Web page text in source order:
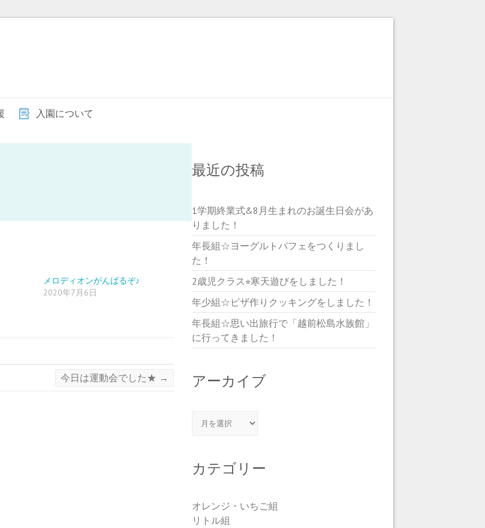
入園について
メロディオンがんばるぞ♪
2020年7月6日
今日は運動会でした★ →
最近の投稿
1学期終業式&8月生まれのお誕生日会があ
りました！
年長組☆ヨーグルトパフェをつくりまし
た！
2歳児クラス⭐︎寒天遊びをしました！
年少組☆ピザ作りクッキングをしました！
年長組☆思い出旅行で「越前松島水族館」
に行ってきました！
アーカイブ
アーカイブ
カテゴリー
オレンジ・いちご組
リトル組